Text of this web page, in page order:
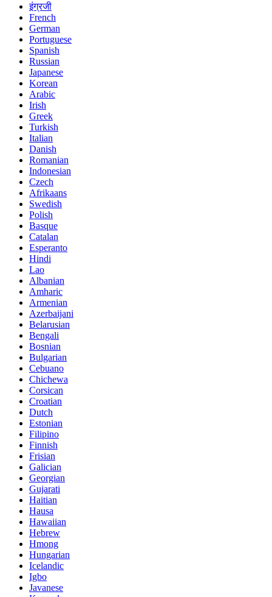
इंग्रजी
French
German
Portuguese
Spanish
Russian
Japanese
Korean
Arabic
Irish
Greek
Turkish
Italian
Danish
Romanian
Indonesian
Czech
Afrikaans
Swedish
Polish
Basque
Catalan
Esperanto
Hindi
Lao
Albanian
Amharic
Armenian
Azerbaijani
Belarusian
Bengali
Bosnian
Bulgarian
Cebuano
Chichewa
Corsican
Croatian
Dutch
Estonian
Filipino
Finnish
Frisian
Galician
Georgian
Gujarati
Haitian
Hausa
Hawaiian
Hebrew
Hmong
Hungarian
Icelandic
Igbo
Javanese